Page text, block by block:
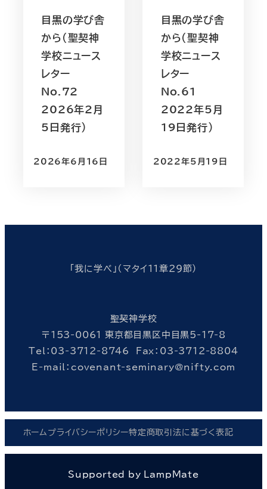
目黒の学び舎
から（聖契神
学校ニュース
レター
No.72
2026年2月
5日発行）
2026年6月16日
目黒の学び舎
から（聖契神
学校ニュース
レター
No.61
2022年5月
19日発行）
2022年5月19日
「我に学べ」（マタイ11章29節）
聖契神学校
〒153-0061 東京都目黒区中目黒5-17-8
Tel：03-3712-8746 Fax：03-3712-8804
E-mail：covenant-seminary@nifty.com
ホーム プライバシーポリシー特定商取引法に基づく表記
Supported by LampMate